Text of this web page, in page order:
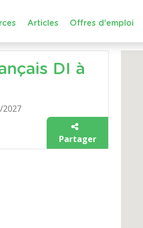
Articles Offres d'emploi
DI à
2027
Partager